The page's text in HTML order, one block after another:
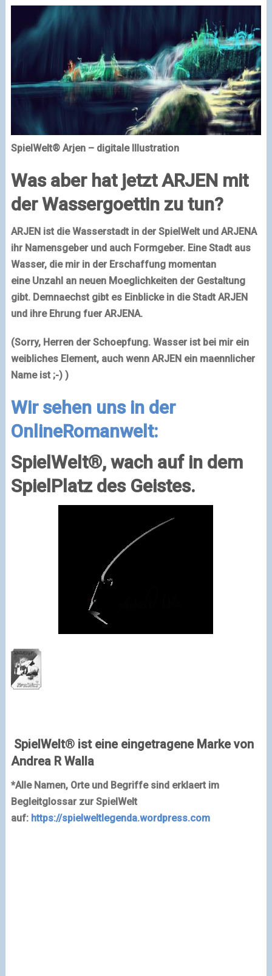
SpielWelt® Arjen – digitale Illustration
Was aber hat jetzt ARJEN mit
der Wassergoettin zu tun?
ARJEN ist die Wasserstadt in der SpielWelt und ARJENA
ihr Namensgeber und auch Formgeber. Eine Stadt aus
Wasser, die mir in der Erschaffung momentan
eine Unzahl an neuen Moeglichkeiten der Gestaltung
gibt. Demnaechst gibt es Einblicke in die Stadt ARJEN
und ihre Ehrung fuer ARJENA.
(Sorry, Herren der Schoepfung. Wasser ist bei mir ein
weibliches Element, auch wenn ARJEN ein maennlicher
Name ist ;-))
Wir sehen uns in der
OnlineRomanwelt:
SpielWelt®, wach auf in dem
SpielPlatz des Geistes.
SpielWelt® ist eine eingetragene Marke von
Andrea R Walla
*Alle Namen, Orte und Begriffe sind erklaert im
Begleitglossar zur SpielWelt
auf: https://spielweltlegenda.wordpress.com